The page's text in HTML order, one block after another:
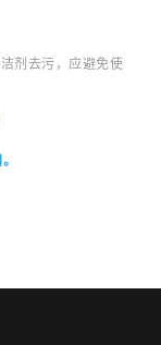
剂去污，应避免使